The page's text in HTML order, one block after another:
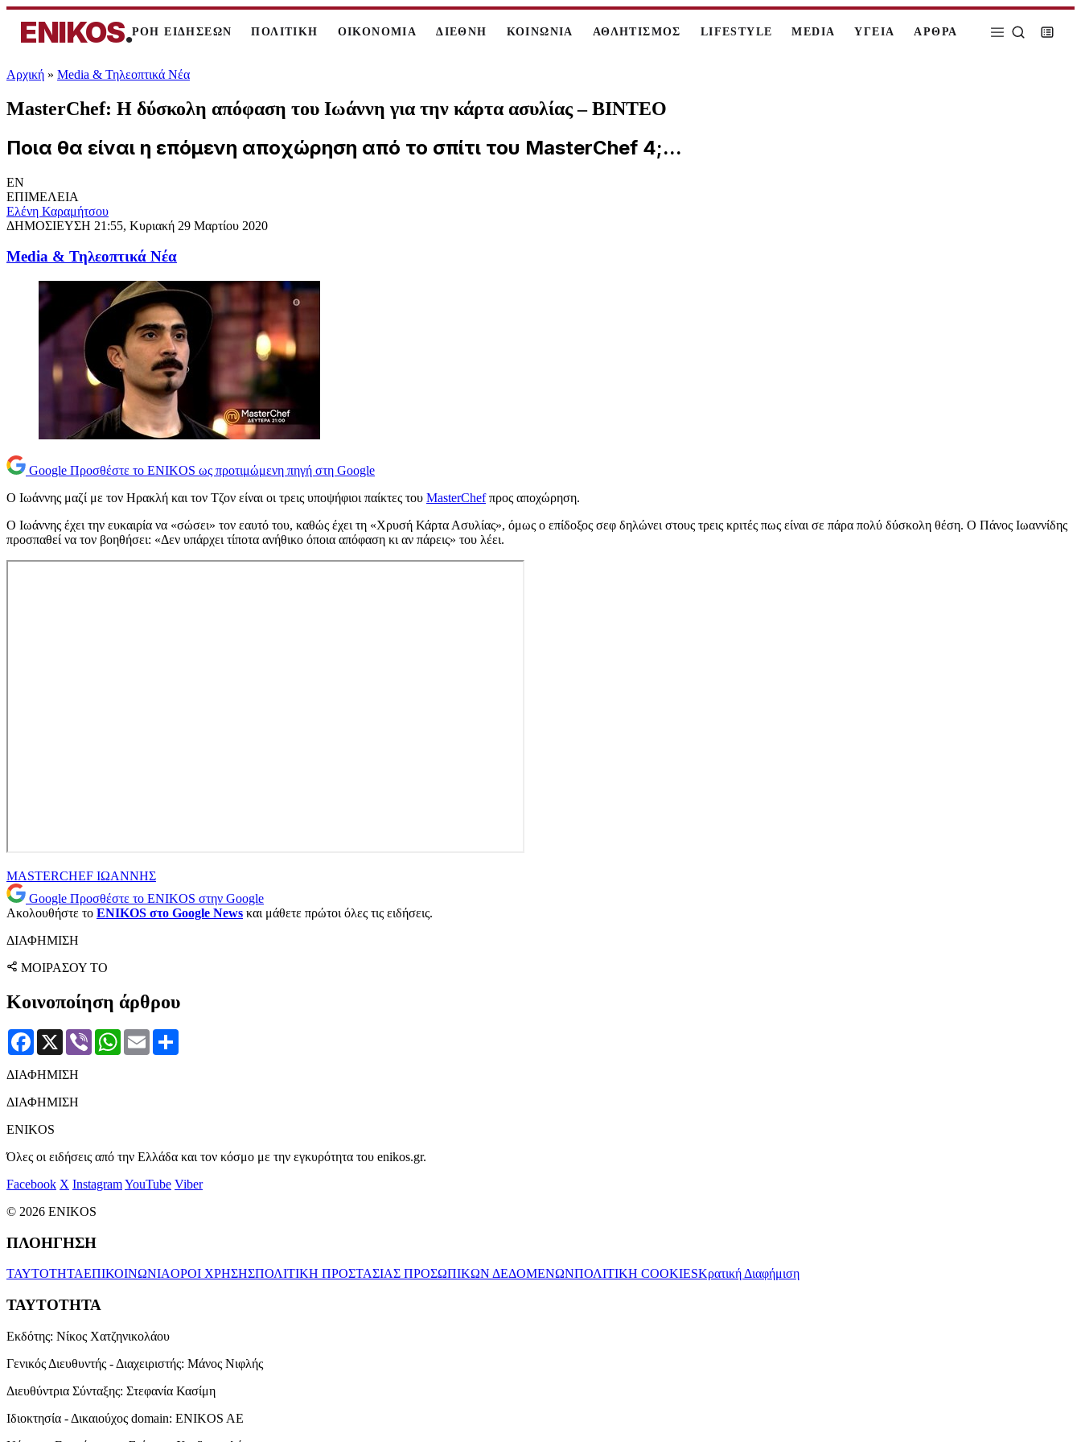
ENIKOS.ΡΟΗ ΕΙΔΗΣΕΩΝ ΠΟΛΙΤΙΚΗ ΟΙΚΟΝΟΜΙΑ ΔΙΕΘΝΗ ΚΟΙΝΩΝΙΑ ΑΘΛΗΤΙΣΜΟΣ LIFESTYLE MEDIA ΥΓΕΙΑ ΑΡΘΡΑ
Αρχική » Media & Τηλεοπτικά Νέα
MasterChef: Η δύσκολη απόφαση του Ιωάννη για την κάρτα ασυλίας – ΒΙΝΤΕΟ
Ποια θα είναι η επόμενη αποχώρηση από το σπίτι του MasterChef 4;...
EN
ΕΠΙΜΕΛΕΙΑ
Ελένη Καραμήτσου
ΔΗΜΟΣΙΕΥΣΗ 21:55, Κυριακή 29 Μαρτίου 2020
Media & Τηλεοπτικά Νέα
Google Προσθέστε το ENIKOS ως προτιμώμενη πηγή στη Google
Ο Ιωάννης μαζί με τον Ηρακλή και τον Τζον είναι οι τρεις υποψήφιοι παίκτες του MasterChefπρος αποχώρηση.
O Ιωάννης έχει την ευκαιρία να «σώσει» τον εαυτό του, καθώς έχει τη «Χρυσή Κάρτα Ασυλίας», όμως ο επίδοξος σεφ δηλώνει στους τρεις κριτές πως είναι σε πάρα πολύ δύσκολη θέση. Ο Πάνος Ιωαννίδης
προσπαθεί να τον βοηθήσει: «Δεν υπάρχει τίποτα ανήθικο όποια απόφαση κι αν πάρεις» του λέει.
MASTERCHEF ΙΩΑΝΝΗΣ
Google Προσθέστε το ENIKOS στην Google
Ακολουθήστε το ENIKOS στο Google News και μάθετε πρώτοι όλες τις ειδήσεις.
ΔΙΑΦΗΜΙΣΗ
ΜΟΙΡΑΣΟΥ ΤΟ
Κοινοποίηση άρθρου
Facebook
X Viber WhatsApp
Email
ΔΙΑΦΗΜΙΣΗ
ΔΙΑΦΗΜΙΣΗ
ENIKOS
Όλες οι ειδήσεις από την Ελλάδα και τον κόσμο με την εγκυρότητα του enikos.gr.
Facebook X InstagramYouTube Viber
© 2026 ENIKOS
ΠΛΟΗΓΗΣΗ
ΤΑΥΤΟΤΗΤΑΕΠΙΚΟΙΝΩΝΙΑΟΡΟΙ ΧΡΗΣΗΣΠΟΛΙΤΙΚΗ ΠΡΟΣΤΑΣΙΑΣ ΠΡΟΣΩΠΙΚΩΝ ΔΕΔΟΜΕΝΩΝΠΟΛΙΤΙΚΗ COOKIESΚρατική Διαφήμιση
ΤΑΥΤΟΤΗΤΑ
Εκδότης: Νίκος Χατζηνικολάου
Γενικός Διευθυντής - Διαχειριστής: Μάνος Νιφλής
Διευθύντρια Σύνταξης: Στεφανία Κασίμη
Ιδιοκτησία - Δικαιούχος domain: ENIKOS AE